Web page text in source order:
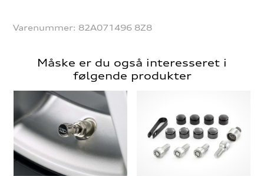
Varenummer: 82A071496 8Z8
Måske er du også interesseret i
følgende produkter